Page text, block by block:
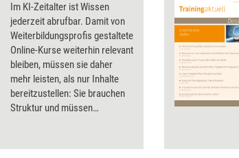
Im KI-Zeitalter ist Wissen
jederzeit abrufbar. Damit von
Weiterbildungsprofis gestaltete
Online-Kurse weiterhin relevant
bleiben, müssen sie daher
mehr leisten, als nur Inhalte
bereitzustellen: Sie brauchen
Struktur und müssen
Beraterin Steffi Keuls zeigt